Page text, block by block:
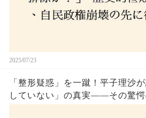
2025/07/23
「整形疑惑」を一蹴！平子理沙
していない」の真実——その驚愕